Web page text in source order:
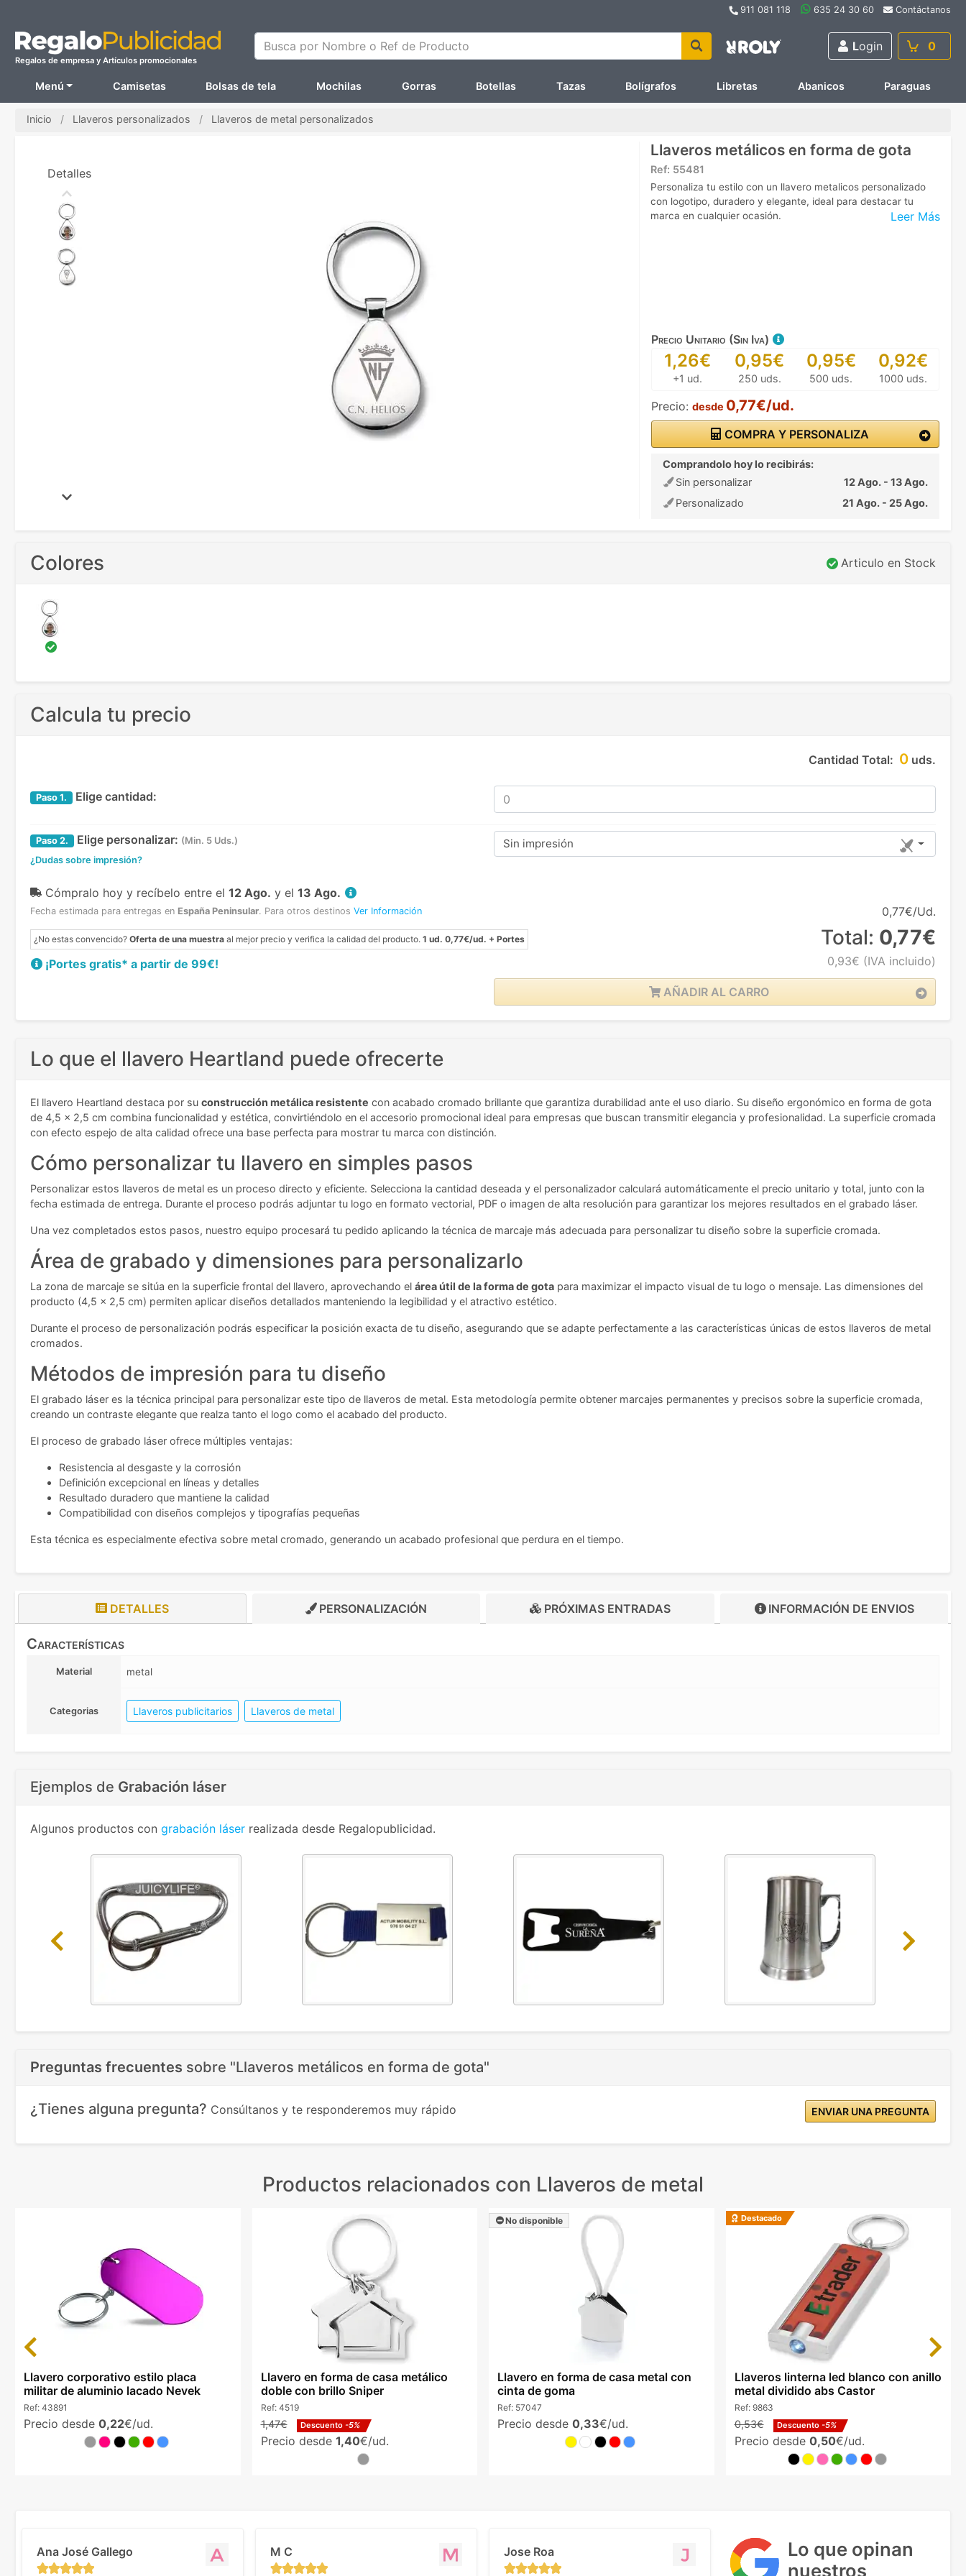
911 081 118 635 24 30 60 Contáctanos
Regalos de empresa y Artículos promocionales
Busca por Nombre o Ref de Producto Login 0
Menú Camisetas Bolsas de tela Mochilas Gorras Botellas Tazas Bolígrafos Libretas Abanicos Paraguas
Inicio Llaveros personalizados Llaveros de metal personalizados
Llaveros metálicos en forma de gota
Ref: 55481
Leer Más
Personaliza tu estilo con un llavero metalicos personalizado
con logotipo, duradero y elegante, ideal para destacar tu
marca en cualquier ocasión.
Precio Unitario (Sin Iva)
1,26€
+1 ud.
0,95€
250 uds.
0,95€
500 uds.
0,92€
1000 uds.
Precio: desde 0,77€/ud.
COMPRA Y PERSONALIZA
Comprandolo hoy lo recibirás:
Sin personalizar
12 Ago. - 13 Ago.
Personalizado
21 Ago. - 25 Ago.
Detalles
Colores Articulo en Stock
Calcula tu precio
Cantidad Total: 0 uds.
Paso 1. Elige cantidad:
Paso 2. Elige personalizar: (Min. 5 Uds.)
¿Dudas sobre impresión?
Sin impresión
Cómpralo hoy y recíbelo entre el 12 Ago. y el 13 Ago.
Fecha estimada para entregas en España Peninsular. Para otros destinos Ver Información
¿No estas convencido? Oferta de una muestra al mejor precio y verifica la calidad del producto. 1 ud. 0,77€/ud. + Portes
¡Portes gratis* a partir de 99€!
0,77€/Ud.
Total: 0,77€
0,93€ (IVA incluido)
AÑADIR AL CARRO
Lo que el llavero Heartland puede ofrecerte
El llavero Heartland destaca por su construcción metálica resistente con acabado cromado brillante que garantiza durabilidad ante el uso diario. Su diseño ergonómico en forma de gota
de 4,5 x 2,5 cm combina funcionalidad y estética, convirtiéndolo en el accesorio promocional ideal para empresas que buscan transmitir elegancia y profesionalidad. La superficie cromada
con efecto espejo de alta calidad ofrece una base perfecta para mostrar tu marca con distinción.
Cómo personalizar tu llavero en simples pasos
Personalizar estos llaveros de metal es un proceso directo y eficiente. Selecciona la cantidad deseada y el personalizador calculará automáticamente el precio unitario y total, junto con la
fecha estimada de entrega. Durante el proceso podrás adjuntar tu logo en formato vectorial, PDF o imagen de alta resolución para garantizar los mejores resultados en el grabado láser.
Una vez completados estos pasos, nuestro equipo procesará tu pedido aplicando la técnica de marcaje más adecuada para personalizar tu diseño sobre la superficie cromada.
Área de grabado y dimensiones para personalizarlo
La zona de marcaje se sitúa en la superficie frontal del llavero, aprovechando el área útil de la forma de gota para maximizar el impacto visual de tu logo o mensaje. Las dimensiones del
producto (4,5 x 2,5 cm) permiten aplicar diseños detallados manteniendo la legibilidad y el atractivo estético.
Durante el proceso de personalización podrás especificar la posición exacta de tu diseño, asegurando que se adapte perfectamente a las características únicas de estos llaveros de metal
cromados.
Métodos de impresión para tu diseño
El grabado láser es la técnica principal para personalizar este tipo de llaveros de metal. Esta metodología permite obtener marcajes permanentes y precisos sobre la superficie cromada,
creando un contraste elegante que realza tanto el logo como el acabado del producto.
El proceso de grabado láser ofrece múltiples ventajas:
Resistencia al desgaste y la corrosión
Definición excepcional en líneas y detalles
Resultado duradero que mantiene la calidad
Compatibilidad con diseños complejos y tipografías pequeñas
Esta técnica es especialmente efectiva sobre metal cromado, generando un acabado profesional que perdura en el tiempo.
DETALLES PERSONALIZACIÓN PRÓXIMAS ENTRADAS INFORMACIÓN DE ENVIOS
Características
Material metal
Categorias Llaveros publicitarios Llaveros de metal
Ejemplos de Grabación láser
Algunos productos con grabación láser realizada desde Regalopublicidad.
Previous Next
Preguntas frecuentes sobre "Llaveros metálicos en forma de gota"
¿Tienes alguna pregunta? Consúltanos y te responderemos muy rápido ENVIAR UNA PREGUNTA
Productos relacionados con Llaveros de metal
Llavero corporativo estilo placa
militar de aluminio lacado Nevek
Ref: 43891
Precio desde 0,22€/ud.
Llavero en forma de casa metálico
doble con brillo Sniper
Ref: 4519
1,47€ Descuento -5%
Precio desde 1,40€/ud.
No disponible
Llavero en forma de casa metal con
cinta de goma
Ref: 57047
Precio desde 0,33€/ud.
Destacado
Llaveros linterna led blanco con anillo
metal dividido abs Castor
Ref: 9863
0,53€ Descuento -5%
Precio desde 0,50€/ud.
Previous Next
Lo que opinan
nuestros
Ana José Gallego M C Jose Roa